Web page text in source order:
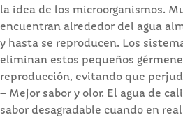
la idea de los microorganismos.
encuentran alrededor del agua
y hasta se reproducen. Los
eliminan estos pequeños
reproducción, evitando que
– Mejor sabor y olor. El agua de
sabor desagradable cuando en